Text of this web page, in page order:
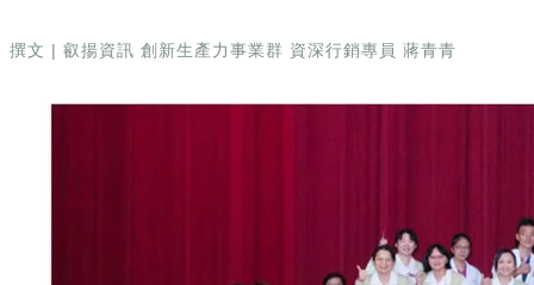
撰文 | 叡揚資訊 創新生產力事業群 資深行銷專員 蔣青青